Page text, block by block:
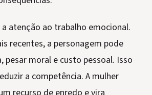
atenção ao trabalho emocional.
recentes, a personagem pode
pesar moral e custo pessoal. Isso
a competência. A mulher